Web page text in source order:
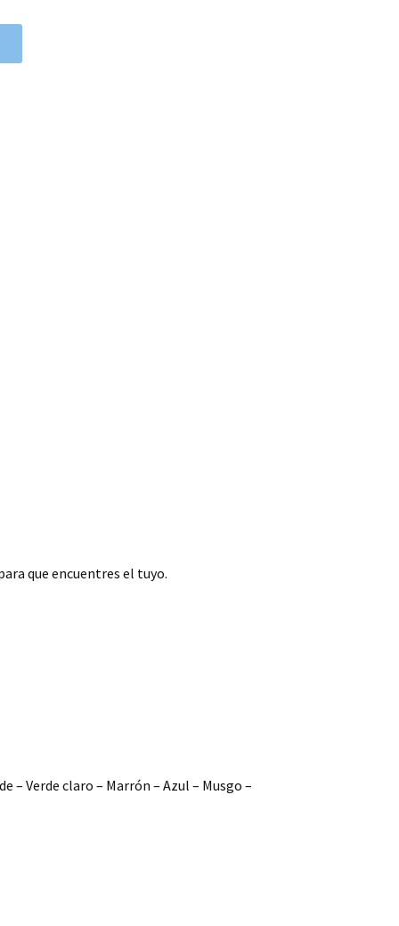
que encuentres el tuyo.
– Verde claro – Marrón – Azul – Musgo –